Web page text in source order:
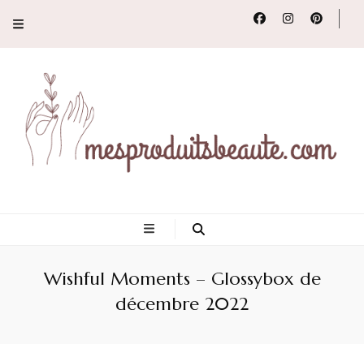
et revues de
produits beauté
Wishful Moments – Glossybox de
décembre 2022